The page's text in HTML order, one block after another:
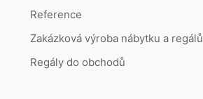
Reference
Zakázková výroba nábytku a regálů
Regály do obchodů